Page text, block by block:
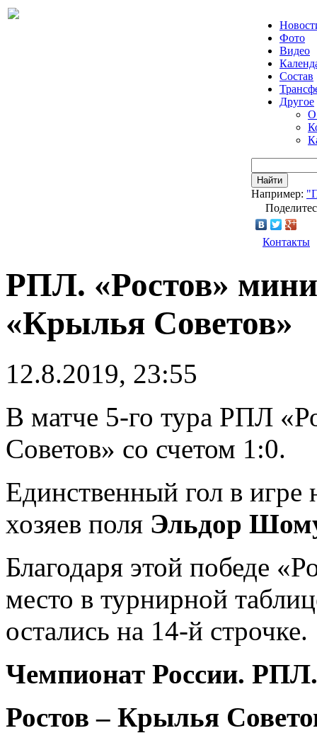
Фото
Видео
Состав
Другое
О
Найти
Например:
Контакты
РПЛ. «Ростов»
«Крылья Советов»
12.8.2019, 23:55
В матче 5-го тура РПЛ
Советов» со счетом 1:0.
Единственный гол в игре
хозяев поля Эльдор
Благодаря этой победе
место в турнирной
остались на 14-й строчке.
Чемпионат России.
Ростов – Крылья